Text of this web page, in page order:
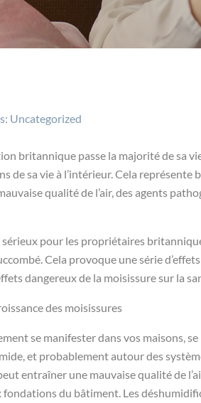
Uncategorized
britannique passe la majorité de sa
de sa vie à l’intérieur. Cela représente
qualité de l’air, des agents
pour les propriétaires
Cela provoque une série
dangereux de la moisissure sur la
des moisissures
se manifester dans vos maisons,
et probablement autour des
entraîner une mauvaise qualité de
fondations du bâtiment. Les